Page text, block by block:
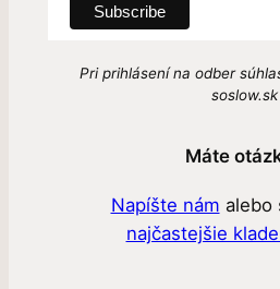
Pri prihlásení na odber
soslow.sk
Máte
Napíšte nám alebo
najčastejšie